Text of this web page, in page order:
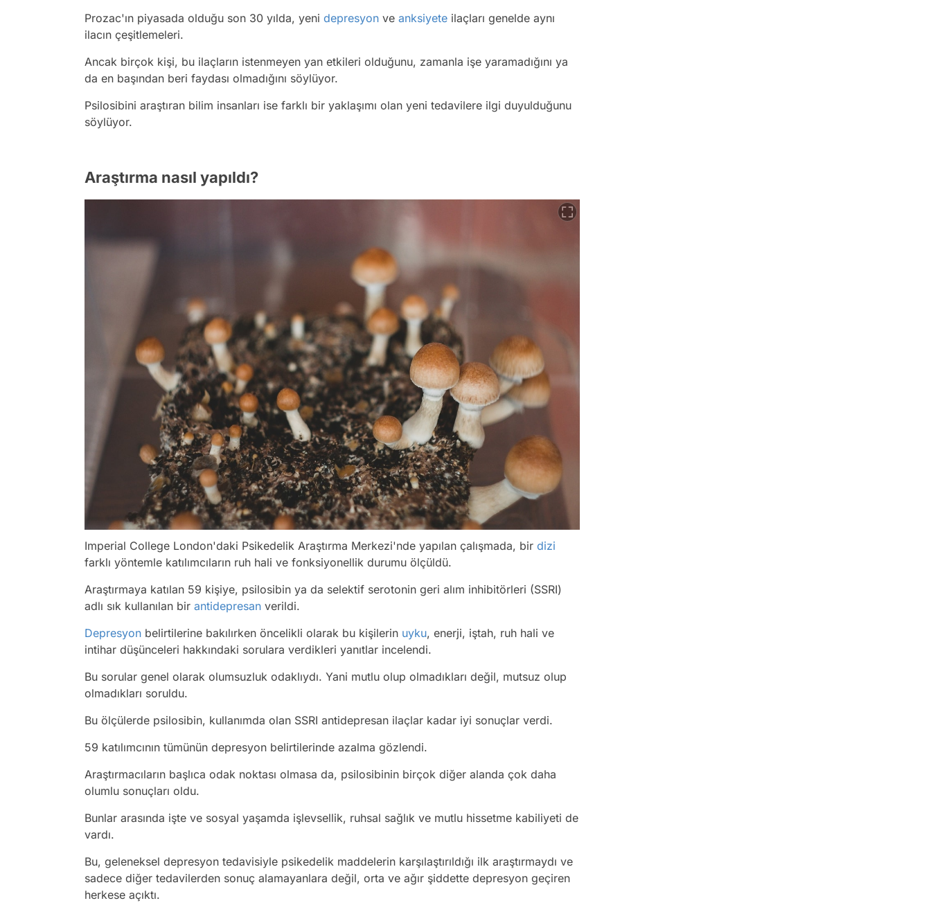
Prozac'ın piyasada olduğu son 30 yılda, yeni depresyon ve anksiyete ilaçları genelde aynı
ilacın çeşitlemeleri.
Ancak birçok kişi, bu ilaçların istenmeyen yan etkileri olduğunu, zamanla işe yaramadığını ya
da en başından beri faydası olmadığını söylüyor.
Psilosibini araştıran bilim insanları ise farklı bir yaklaşımı olan yeni tedavilere ilgi duyulduğunu
söylüyor.
Araştırma nasıl yapıldı?
Imperial College London'daki Psikedelik Araştırma Merkezi'nde yapılan çalışmada, bir dizi
farklı yöntemle katılımcıların ruh hali ve fonksiyonellik durumu ölçüldü.
Araştırmaya katılan 59 kişiye, psilosibin ya da selektif serotonin geri alım inhibitörleri (SSRI)
adlı sık kullanılan bir antidepresan verildi.
Depresyon belirtilerine bakılırken öncelikli olarak bu kişilerin uyku, enerji, iştah, ruh hali ve
intihar düşünceleri hakkındaki sorulara verdikleri yanıtlar incelendi.
Bu sorular genel olarak olumsuzluk odaklıydı. Yani mutlu olup olmadıkları değil, mutsuz olup
olmadıkları soruldu.
Bu ölçülerde psilosibin, kullanımda olan SSRI antidepresan ilaçlar kadar iyi sonuçlar verdi.
59 katılımcının tümünün depresyon belirtilerinde azalma gözlendi.
Araştırmacıların başlıca odak noktası olmasa da, psilosibinin birçok diğer alanda çok daha
olumlu sonuçları oldu.
Bunlar arasında işte ve sosyal yaşamda işlevsellik, ruhsal sağlık ve mutlu hissetme kabiliyeti de
vardı.
Bu, geleneksel depresyon tedavisiyle psikedelik maddelerin karşılaştırıldığı ilk araştırmaydı ve
sadece diğer tedavilerden sonuç alamayanlara değil, orta ve ağır şiddette depresyon geçiren
herkese açıktı.